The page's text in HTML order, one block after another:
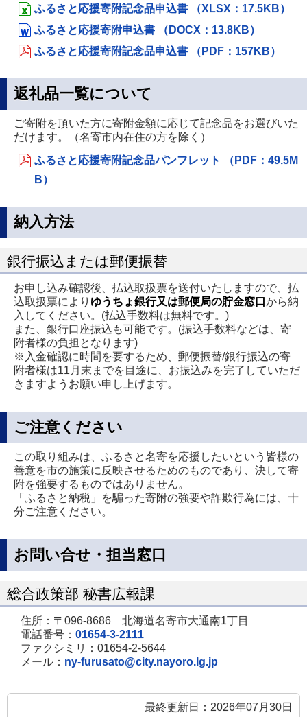
ふるさと応援寄附記念品申込書 （XLSX：17.5KB）
ふるさと応援寄附申込書 （DOCX：13.8KB）
ふるさと応援寄附記念品申込書 （PDF：157KB）
返礼品一覧について
ご寄附を頂いた方に寄附金額に応じて記念品をお選びいた
だけます。（名寄市内在住の方を除く）
ふるさと応援寄附記念品パンフレット （PDF：49.5M
B）
納入方法
銀行振込または郵便振替
お申し込み確認後、払込取扱票を送付いたしますので、払
込取扱票により ゆうちょ銀行又は郵便局の貯金窓口 から納
入してください。(払込手数料は無料です。)
また、銀行口座振込も可能です。(振込手数料などは、寄
附者様の負担となります)
※入金確認に時間を要するため、郵便振替/銀行振込の寄
附者様は11月末までを目途に、お振込みを完了していただ
きますようお願い申し上げます。
ご注意ください
この取り組みは、ふるさと名寄を応援したいという皆様の
善意を市の施策に反映させるためのものであり、決して寄
附を強要するものではありません。
「ふるさと納税」を騙った寄附の強要や詐欺行為には、十
分ご注意ください。
お問い合せ・担当窓口
総合政策部 秘書広報課
住所：〒096-8686 北海道名寄市大通南1丁目
電話番号： 01654-3-2111
ファクシミリ：01654-2-5644
メール： ny-furusato@city.nayoro.lg.jp
最終更新日：2026年07月30日